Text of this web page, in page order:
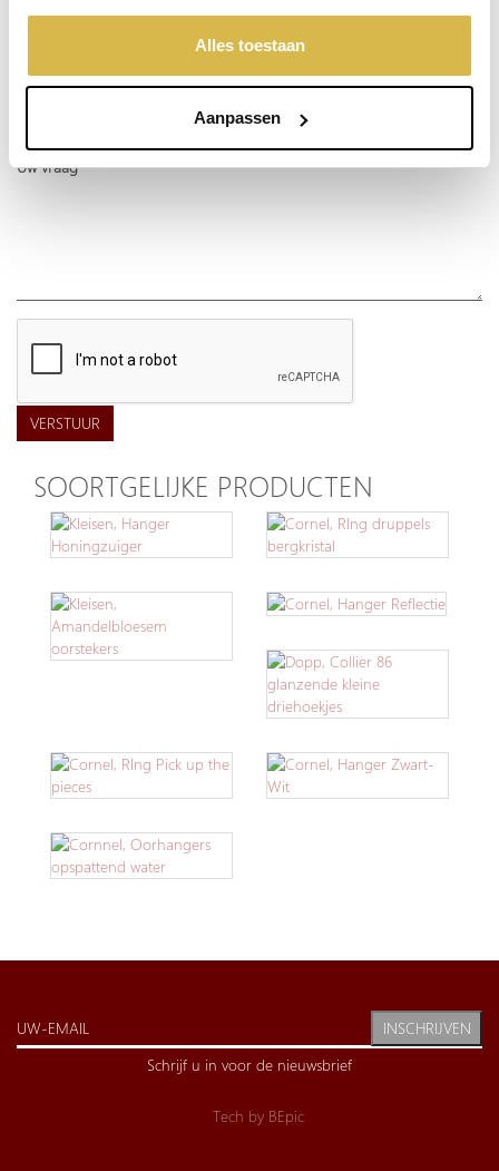
aangeven welke cookies jouw akkoord krijgen. En door te
'weigeren' worden alleen de functionele cookies
geplaatst. Bekijk onze cookieverklaring voor meer
Alles toestaan
Aanpassen
Emailadres
Telefoonnummer
Uw vraag
VERSTUUR
SOORTGELIJKE PRODUCTEN
INSCHRIJVEN
Schrijf u in voor de nieuwsbrief
Tech by BEpic